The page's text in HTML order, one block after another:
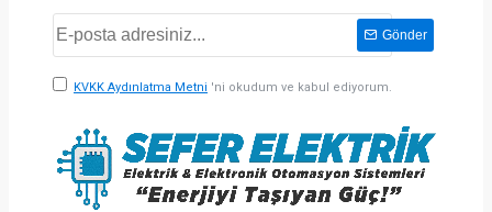
Gönder
KVKK Aydınlatma Metni 'ni okudum ve kabul ediyorum.